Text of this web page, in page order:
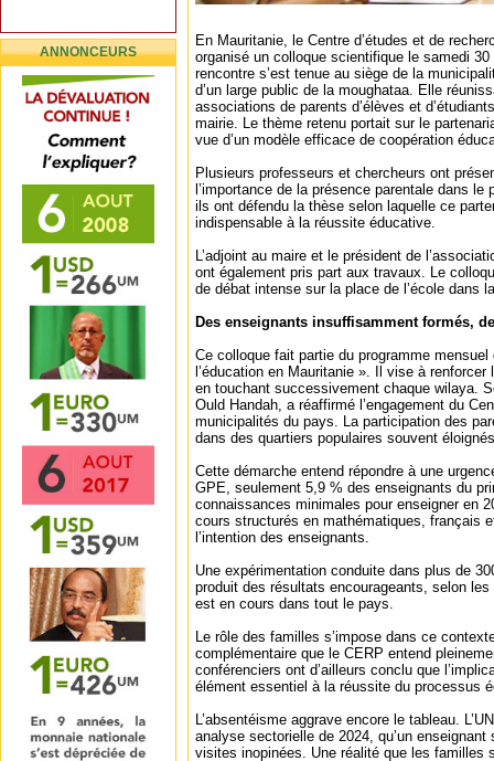
ANNONCEURS
En Mauritanie, le Centre d’études et de
organisé un colloque scientifique le samedi
rencontre s’est tenue au siège de la
d’un large public de la moughataa. Elle
associations de parents d’élèves et
mairie. Le thème retenu portait sur le
vue d’un modèle efficace de coopération
Plusieurs professeurs et chercheurs ont
l’importance de la présence parentale dans le
ils ont défendu la thèse selon laquelle ce
indispensable à la réussite éducative.
L’adjoint au maire et le président de
ont également pris part aux travaux. Le
de débat intense sur la place de l’école dans
Des enseignants insuffisamment formés,
Ce colloque fait partie du programme
l’éducation en Mauritanie ». Il vise à renforcer
en touchant successivement chaque wilaya.
Ould Handah, a réaffirmé l’engagement du
municipalités du pays. La participation des
dans des quartiers populaires souvent
Cette démarche entend répondre à une
GPE, seulement 5,9 % des enseignants du
connaissances minimales pour enseigner en
cours structurés en mathématiques, français
l’intention des enseignants.
Une expérimentation conduite dans plus de
produit des résultats encourageants, selon
est en cours dans tout le pays.
Le rôle des familles s’impose dans ce
complémentaire que le CERP entend
conférenciers ont d’ailleurs conclu que
élément essentiel à la réussite du processus
L’absentéisme aggrave encore le tableau.
analyse sectorielle de 2024, qu’un
visites inopinées. Une réalité que les familles